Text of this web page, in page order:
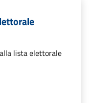
lista elettorale